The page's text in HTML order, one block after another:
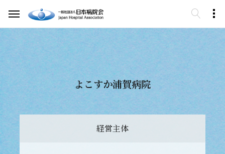
よこすか浦賀病院
経営主体